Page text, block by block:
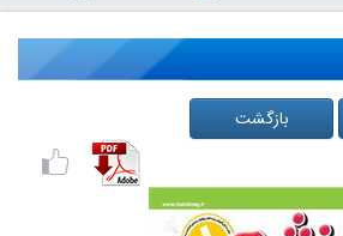
بازگشت